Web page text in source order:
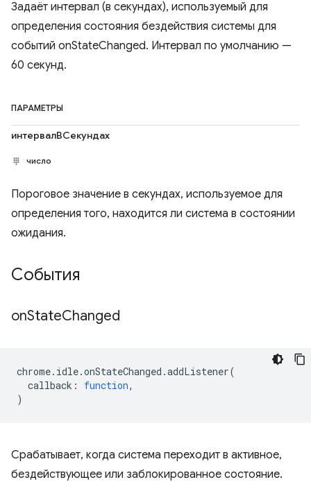
Задаёт интервал (в секундах), используемый для
определения состояния бездействия системы для
событий onStateChanged. Интервал по умолчанию —
60 секунд.
ПАРАМЕТРЫ
интервалВСекундах
число
Пороговое значение в секундах, используемое для
определения того, находится ли система в состоянии
ожидания.
События
onStateChanged
chrome. idle.onStateChanged .addListener(
callback : function,
)
Срабатывает, когда система переходит в активное,
бездействующее или заблокированное состояние.